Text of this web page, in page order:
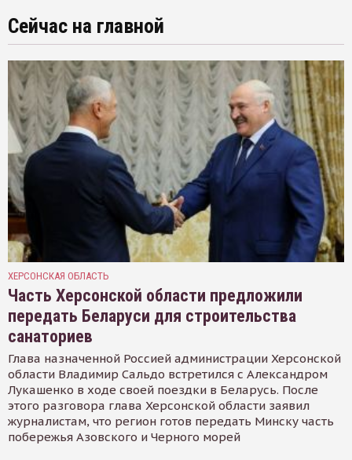
Сейчас на главной
ХЕРСОНСКАЯ ОБЛАСТЬ
Часть Херсонской области предложили
передать Беларуси для строительства
санаториев
Глава назначенной Россией администрации Херсонской
области Владимир Сальдо встретился с Александром
Лукашенко в ходе своей поездки в Беларусь. После
этого разговора глава Херсонской области заявил
журналистам, что регион готов передать Минску часть
побережья Азовского и Черного морей